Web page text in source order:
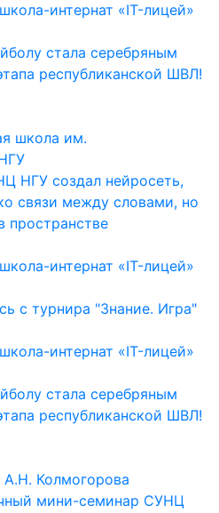
интернат «IT-лицей»
стала серебряным
республиканской ШВЛ!
школа им.
НГУ создал нейросеть,
связи между словами, но
пространстве
интернат «IT-лицей»
с турнира "Знание. Игра"
интернат «IT-лицей»
стала серебряным
республиканской ШВЛ!
Колмогорова
мини-семинар СУНЦ